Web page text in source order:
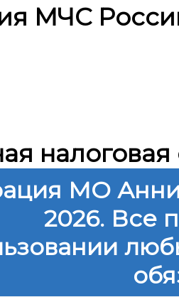
МЧС
налоговая
МО
2026. Все